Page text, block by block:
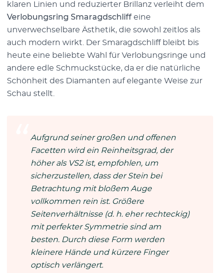
klaren Linien und reduzierter Brillanz verleiht dem
Verlobungsring Smaragdschliff eine
unverwechselbare Ästhetik, die sowohl zeitlos als
auch modern wirkt. Der Smaragdschliff bleibt bis
heute eine beliebte Wahl für Verlobungsringe und
andere edle Schmuckstücke, da er die natürliche
Schönheit des Diamanten auf elegante Weise zur
Schau stellt.
Aufgrund seiner großen und offenen
Facetten wird ein Reinheitsgrad, der
höher als VS2 ist, empfohlen, um
sicherzustellen, dass der Stein bei
Betrachtung mit bloßem Auge
vollkommen rein ist. Größere
Seitenverhältnisse (d. h. eher rechteckig)
mit perfekter Symmetrie sind am
besten. Durch diese Form werden
kleinere Hände und kürzere Finger
optisch verlängert.